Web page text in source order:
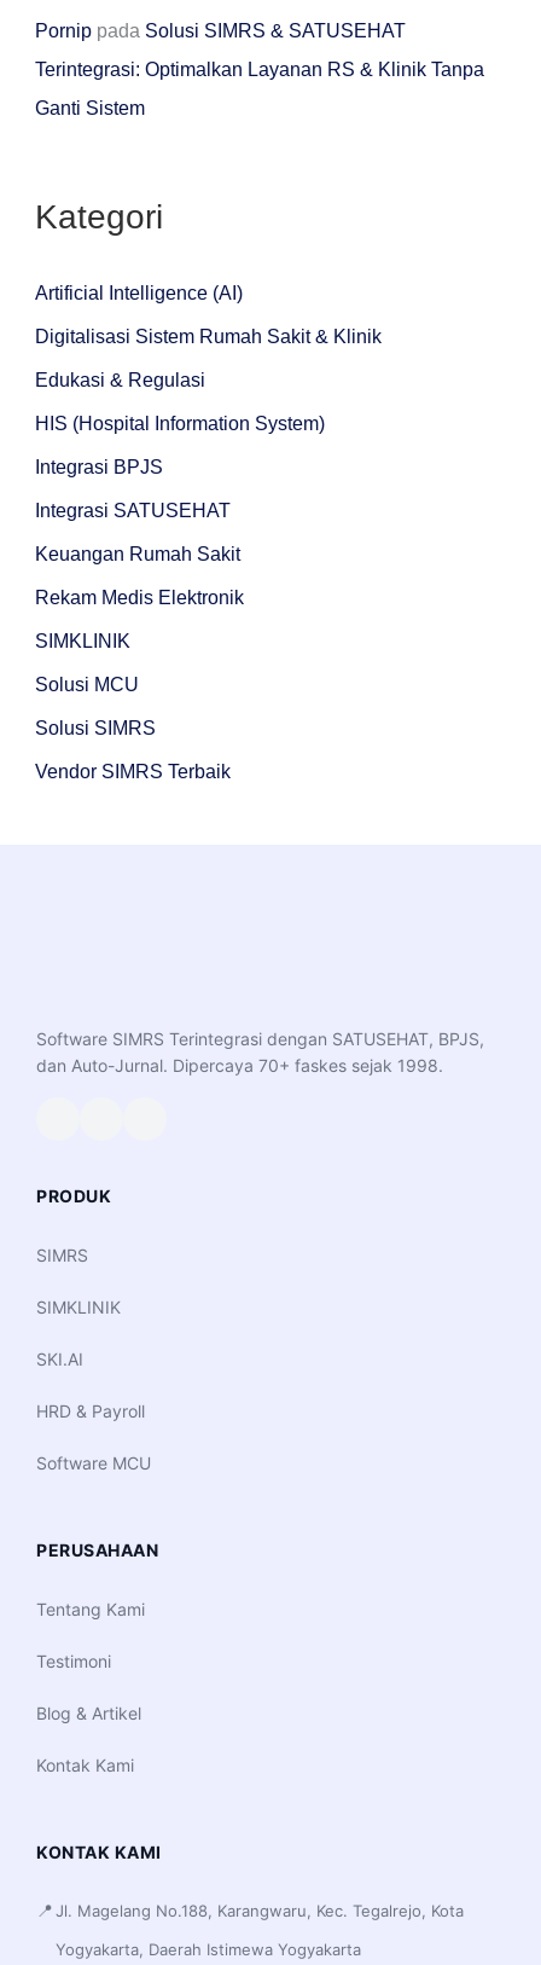
Pornippada Solusi SIMRS & SATUSEHAT
Terintegrasi: Optimalkan Layanan RS & Klinik Tanpa
Ganti Sistem
Kategori
Artificial Intelligence (AI)
Digitalisasi Sistem Rumah Sakit & Klinik
Edukasi & Regulasi
HIS (Hospital Information System)
Integrasi BPJS
Integrasi SATUSEHAT
Keuangan Rumah Sakit
Rekam Medis Elektronik
SIMKLINIK
Solusi MCU
Solusi SIMRS
Vendor SIMRS Terbaik
Software SIMRS Terintegrasi dengan SATUSEHAT, BPJS,
dan Auto-Jurnal. Dipercaya 70+ faskes sejak 1998.
PRODUK
SIMRS
SIMKLINIK
SKI.AI
HRD & Payroll
Software MCU
PERUSAHAAN
Tentang Kami
Testimoni
Blog & Artikel
Kontak Kami
KONTAK KAMI
📍Jl. Magelang No.188, Karangwaru, Kec. Tegalrejo, Kota
Yogyakarta, Daerah Istimewa Yogyakarta